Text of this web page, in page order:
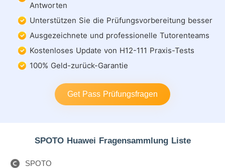
Antworten
Unterstützen Sie die Prüfungsvorbereitung besser
Ausgezeichnete und professionelle Tutorenteams
Kostenloses Update von H12-111 Praxis-Tests
100% Geld-zurück-Garantie
Get Pass Prüfungsfragen
SPOTO Huawei Fragensammlung Liste
SPOTO